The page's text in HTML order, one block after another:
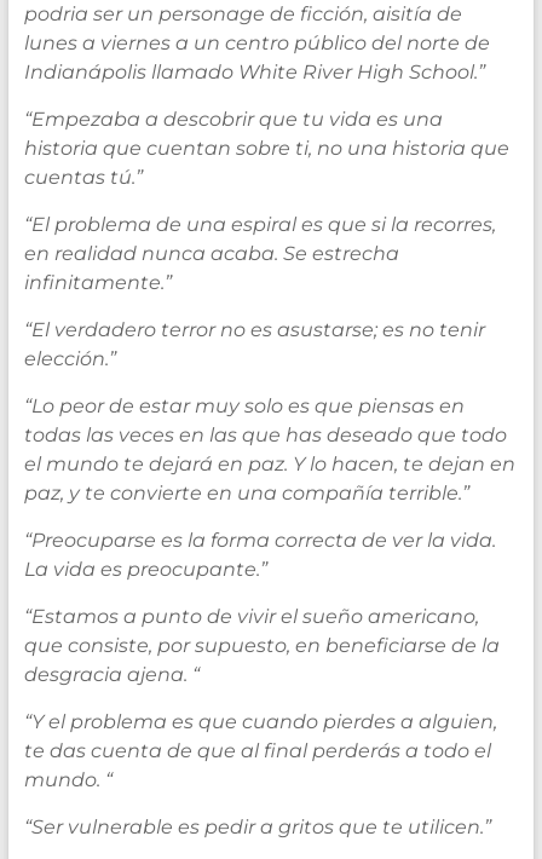
podria ser un personage de ficción, aisitía de
lunes a viernes a un centro público del norte de
Indianápolis llamado White River High School.”
“Empezaba a descobrir que tu vida es una
historia que cuentan sobre ti, no una historia que
cuentas tú.”
“El problema de una espiral es que si la recorres,
en realidad nunca acaba. Se estrecha
infinitamente.”
“El verdadero terror no es asustarse; es no tenir
elección.”
“Lo peor de estar muy solo es que piensas en
todas las veces en las que has deseado que todo
el mundo te dejará en paz. Y lo hacen, te dejan en
paz, y te convierte en una compañía terrible.”
“Preocuparse es la forma correcta de ver la vida.
La vida es preocupante.”
“Estamos a punto de vivir el sueño americano,
que consiste, por supuesto, en beneficiarse de la
desgracia ajena. “
“Y el problema es que cuando pierdes a alguien,
te das cuenta de que al final perderás a todo el
mundo. “
“Ser vulnerable es pedir a gritos que te utilicen.”